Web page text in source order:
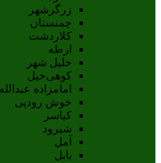
زرگرشهر
چمنستان
کلاردشت
ارطه
خلیل شهر
کوهی‌خیل
امامزاده عبدالله
خوش رودپی
کیاسر
شیرود
آمل
بابل